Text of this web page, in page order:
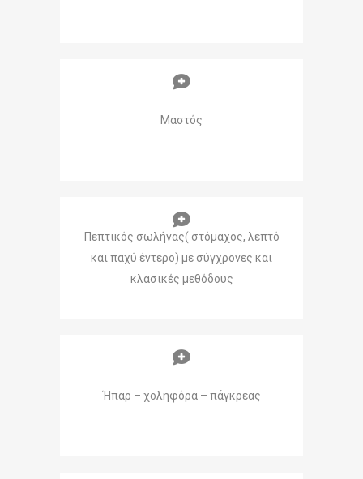
Μαστός
Πεπτικός σωλήνας( στόμαχος, λεπτό
και παχύ έντερο) με σύγχρονες και
κλασικές μεθόδους
Ήπαρ – χοληφόρα – πάγκρεας